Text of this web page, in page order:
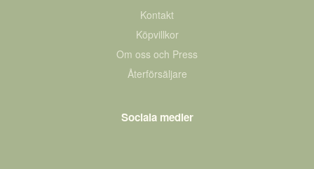
Kontakt
Köpvillkor
Om oss och Press
Återförsäljare
Sociala medier